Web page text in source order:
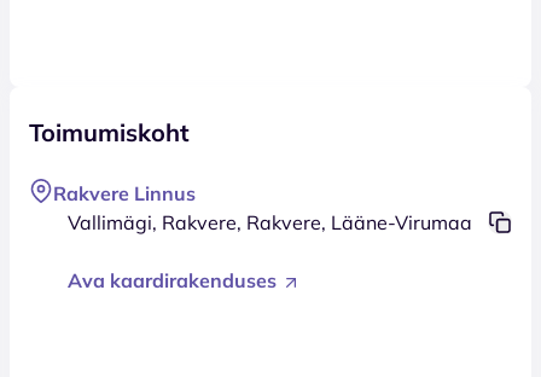
Toimumiskoht
Rakvere Linnus
Vallimägi, Rakvere, Rakvere, Lääne-Virumaa
Ava kaardirakenduses